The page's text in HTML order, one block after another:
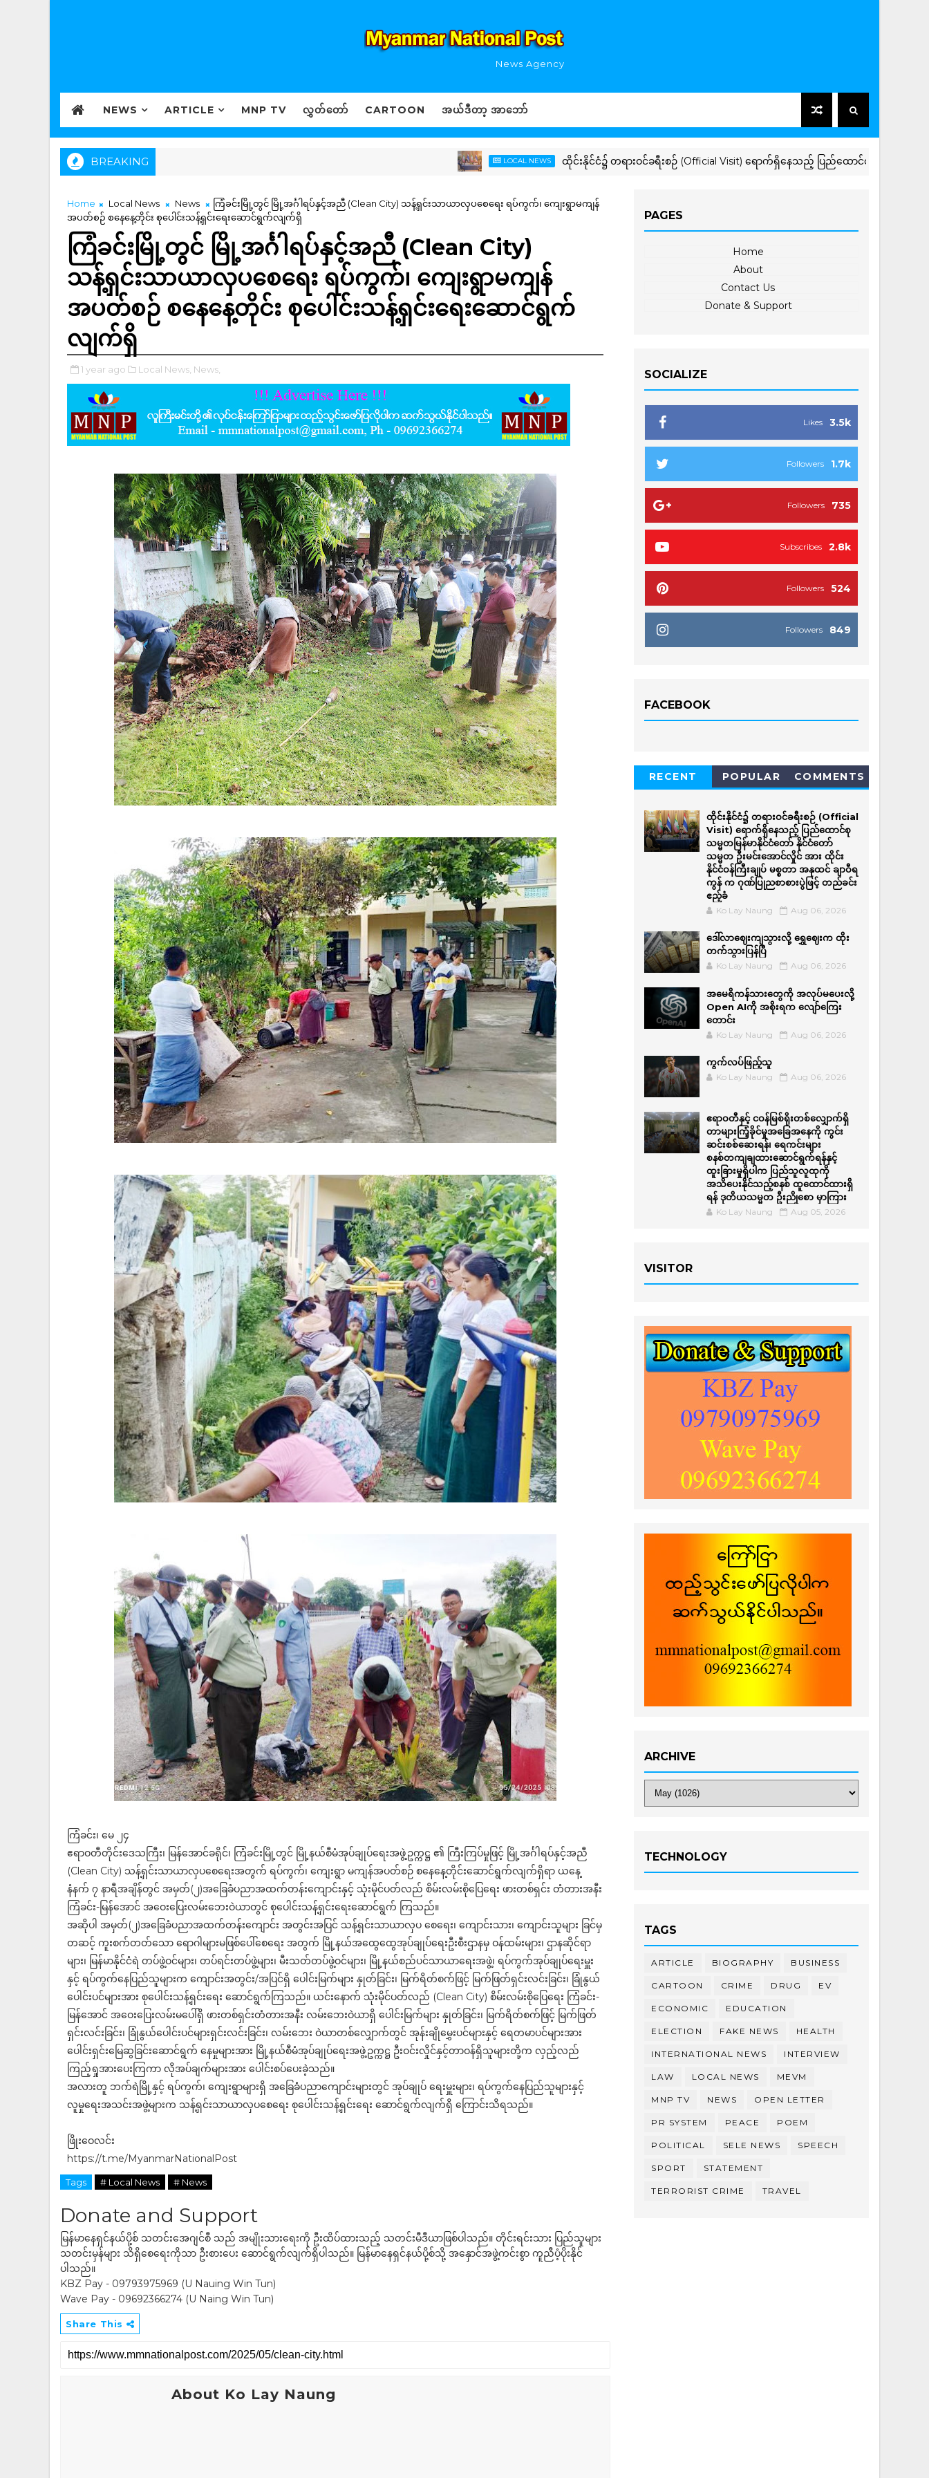
News Agency
NEWS ARTICLE MNP TV လွှတ်တော် CARTOON အယ်ဒီတာ့ အာဘော်
BREAKING LOCAL NEWS ထိုင်းနိုင်ငံ၌ တရားဝင်ခရီးစဉ် (Official Visit) ရောက်ရှိနေသည့် ပြည်ထောင်စုသမ္မတမြန်မာနိုင်ငံတေ
Home Local News News
ကြံခင်းမြို့တွင် မြို့အင်္ဂါရပ်နှင့်အညီ (Clean City) သန့်ရှင်းသာယာလှပစေရေး ရပ်ကွက်၊ ကျေးရွာမကျန်
အပတ်စဉ် စနေနေ့တိုင်း စုပေါင်းသန့်ရှင်းရေးဆောင်ရွက်လျက်ရှိ
ကြံခင်းမြို့တွင် မြို့အင်္ဂါရပ်နှင့်အညီ (Clean City)
သန့်ရှင်းသာယာလှပစေရေး ရပ်ကွက်၊ ကျေးရွာမကျန်
အပတ်စဉ် စနေနေ့တိုင်း စုပေါင်းသန့်ရှင်းရေးဆောင်ရွက်
လျက်ရှိ
1 year ago Local News, News,
ကြံခင်း၊ မေ ၂၄
ဧရာဝတီတိုင်းဒေသကြီး၊ မြန်အောင်ခရိုင်၊ ကြံခင်းမြို့တွင် မြို့နယ်စီမံအုပ်ချုပ်ရေးအဖွဲ့ဥက္ကဋ္ဌ ၏ ကြီးကြပ်မှုဖြင့် မြို့အင်္ဂါရပ်နှင့်အညီ
(Clean City) သန့်ရှင်းသာယာလှပစေရေးအတွက် ရပ်ကွက်၊ ကျေးရွာ မကျန်အပတ်စဉ် စနေနေ့တိုင်းဆောင်ရွက်လျက်ရှိရာ ယနေ့
နံနက် ၇ နာရီအချိန်တွင် အမှတ်(၂)အခြေခံပညာအထက်တန်းကျောင်းနှင့် သုံးမိုင်ပတ်လည် စိမ်းလမ်းစိုပြေရေး ဖားတစ်ရှင်း တံတားအနီး
ကြံခင်း-မြန်အောင် အဝေးပြေးလမ်းဘေးဝဲယာတွင် စုပေါင်းသန့်ရှင်းရေးဆောင်ရွက် ကြသည်။
အဆိုပါ အမှတ်(၂)အခြေခံပညာအထက်တန်းကျောင်း အတွင်းအပြင် သန့်ရှင်းသာယာလှပ စေရေး၊ ကျောင်းသား၊ ကျောင်းသူများ ခြင်မှ
တဆင့် ကူးစက်တတ်သော ရောဂါများမဖြစ်‌ပေါ်စေရေး အတွက် မြို့နယ်အထွေထွေအုပ်ချုပ်ရေးဦးစီးဌာနမှ ဝန်ထမ်းများ၊ ဌာနဆိုင်ရာ
များ၊ မြန်မာနိုင်ငံရဲ တပ်ဖွဲ့ဝင်များ၊ တပ်ရင်းတပ်ဖွဲ့များ၊ မီးသတ်တပ်ဖွဲ့ဝင်များ၊ မြို့နယ်စည်ပင်သာယာရေးအဖွဲ့၊ ရပ်ကွက်အုပ်ချုပ်ရေးမှူး
နှင့် ရပ်ကွက်နေပြည်သူများက ကျောင်းအတွင်း/အပြင်ရှိ ပေါင်းမြက်များ နှုတ်ခြင်း၊ မြက်ရိတ်စက်ဖြင့် မြက်ဖြတ်ရှင်းလင်းခြင်း၊ ခြုံနွယ်
ပေါင်းပင်များအား စုပေါင်းသန့်ရှင်းရေး ဆောင်ရွက်ကြသည်။ ယင်းနောက် သုံးမိုင်ပတ်လည် (Clean City) စိမ်းလမ်းစိုပြေရေး ကြံခင်း-
မြန်အောင် အဝေးပြေးလမ်းမပေါ်ရှိ ဖားတစ်ရှင်းတံတားအနီး လမ်းဘေးဝဲယာရှိ ပေါင်းမြက်များ နှုတ်ခြင်း၊ မြက်ရိတ်စက်ဖြင့် မြက်ဖြတ်
ရှင်းလင်းခြင်း၊ ခြုံနွယ်ပေါင်းပင်များရှင်းလင်းခြင်း၊ လမ်းဘေး ဝဲယာတစ်လျှောက်တွင် အုန်းချိုမွှေးပင်များနှင့် ရေတမာပင်များအား
ပေါင်းရှင်းမြေဆွခြင်းဆောင်ရွက် နေမှုများအား မြို့နယ်စီမံအုပ်ချုပ်ရေးအဖွဲ့ဥက္ကဋ္ဌ ဦးဝင်းလှိုင်နှင့်တာဝန်ရှိသူများတို့က လှည့်လည်
ကြည့်ရှုအားပေးကြကာ လိုအပ်ချက်များအား ပေါင်းစပ်ပေးခဲ့သည်။
အလားတူ ဘက်ရဲမြို့နှင့် ရပ်ကွက်၊ ကျေးရွာများရှိ အခြေခံပညာကျောင်းများတွင် အုပ်ချုပ် ရေးမှူးများ၊ ရပ်ကွက်နေပြည်သူများနှင့်
လူမှုရေးအသင်းအဖွဲ့များက သန့်ရှင်းသာယာလှပစေရေး စုပေါင်းသန့်ရှင်းရေး ဆောင်ရွက်လျက်ရှိ ကြောင်းသိရသည်။
ဖြိုးဝေလင်း
https://t.me/MyanmarNationalPost
Tags # Local News # News
Donate and Support
မြန်မာနေရှင်နယ်ပို့စ် သတင်းအေဂျင်စီ သည် အမျိုးသားရေးကို ဦးထိပ်ထားသည့် သတင်းမီဒီယာဖြစ်ပါသည်။ တိုင်းရင်းသား ပြည်သူများ
သတင်းမှန်များ သိရှိစေရေးကိုသာ ဦးစားပေး ဆောင်ရွက်လျက်ရှိပါသည်။ မြန်မာနေရှင်နယ်ပို့စ်သို့ အနှောင်အဖွဲ့ကင်းစွာ ကူညီပံ့ပိုးနိုင်
ပါသည်။
KBZ Pay - 09793975969 (U Nauing Win Tun)
Wave Pay - 09692366274 (U Naing Win Tun)
Share This
About Ko Lay Naung
PAGES
Home
About
Contact Us
Donate & Support
SOCIALIZE
3.5k
Likes
1.7k
Followers
735
Followers
2.8k
Subscribes
524
Followers
849
Followers
FACEBOOK
RECENT POPULAR COMMENTS
ထိုင်းနိုင်ငံ၌ တရားဝင်ခရီးစဉ် (Official
Visit) ရောက်ရှိနေသည့် ပြည်ထောင်စု
သမ္မတမြန်မာနိုင်ငံတော် နိုင်ငံတော်
သမ္မတ ဦးမင်းအောင်လှိုင် အား ထိုင်း
နိုင်ငံဝန်ကြီးချုပ် မစ္စတာ အနုထင် ချာဝီရ
ကွန် က ဂုဏ်ပြုညစာစားပွဲဖြင့် တည်ခင်း
ဧည့်ခံ
Ko Lay Naung Aug 06, 2026
ဒေါ်လာဈေးကျသွားလို့ ရွှေဈေးက ထိုး
တက်သွားပြန်ပြီ
Ko Lay Naung Aug 06, 2026
အမေရိကန်သားတွေကို အလုပ်မပေးလို့
Open AIကို အစိုးရက လျော်ကြေး
တောင်း
Ko Lay Naung Aug 06, 2026
ကွက်လပ်ဖြည့်သူ
Ko Lay Naung Aug 06, 2026
ဧရာဝတီနှင့် ငဝန်မြစ်ရိုးတစ်လျှောက်ရှိ
တာများကြံ့ခိုင်မှုအခြေအနေကို ကွင်း
ဆင်းစစ်ဆေးရန်၊ ရေကင်းများ
စနစ်တကျချထားဆောင်ရွက်ရန်နှင့်
ထူးခြားမှုရှိပါက ပြည်သူလူထုကို
အသိပေးနိုင်သည့်စနစ် ထူထောင်ထားရှိ
ရန် ဒုတိယသမ္မတ ဦးညိုစော မှာကြား
Ko Lay Naung Aug 05, 2026
VISITOR
ARCHIVE
TECHNOLOGY
TAGS
ARTICLE BIOGRAPHY BUSINESS
CARTOON CRIME DRUG EV
ECONOMIC EDUCATION
ELECTION FAKE NEWS HEALTH
INTERNATIONAL NEWS INTERVIEW
LAW LOCAL NEWS MEVM
MNP TV NEWS OPEN LETTER
PR SYSTEM PEACE POEM
POLITICAL SELE NEWS SPEECH
SPORT STATEMENT
TERRORIST CRIME TRAVEL